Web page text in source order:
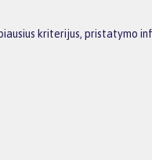
kriterijus, pristatymo